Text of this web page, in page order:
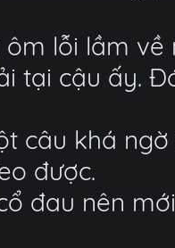
lỗi lầm về
tại cậu ấy.
câu khá
được.
đau nên